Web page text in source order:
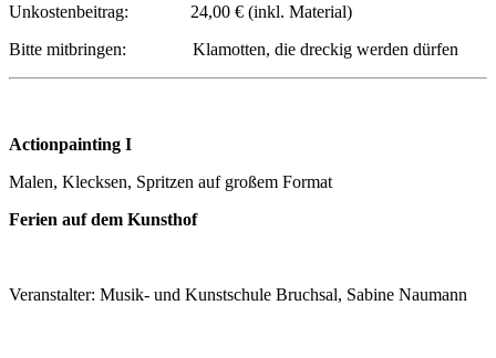
Unkostenbeitrag: 24,00 € (inkl. Material)
Bitte mitbringen: Klamotten, die dreckig werden dürfen
Actionpainting I
Malen, Klecksen, Spritzen auf großem Format
Ferien auf dem Kunsthof
Veranstalter: Musik- und Kunstschule Bruchsal, Sabine Naumann